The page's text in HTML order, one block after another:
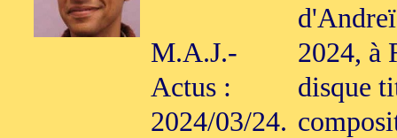
M.A.J.-
Actus :
2024/03/24.
2024, à
disque